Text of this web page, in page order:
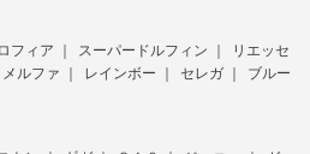
フィア スーパードルフィン
リエッセ
メルファ レインボー セレガ
ブルー